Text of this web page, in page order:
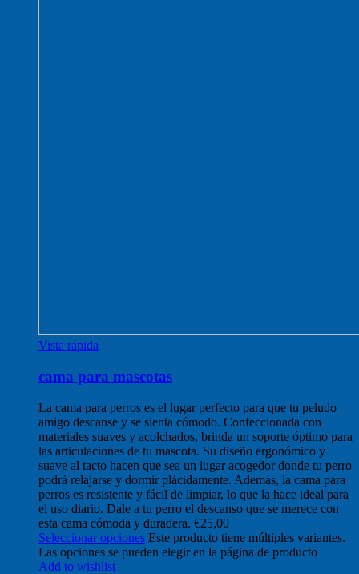
Vista rápida
cama para mascotas
La cama para perros es el lugar perfecto para que tu peludo
amigo descanse y se sienta cómodo. Confeccionada con
materiales suaves y acolchados, brinda un soporte óptimo para
las articulaciones de tu mascota. Su diseño ergonómico y
suave al tacto hacen que sea un lugar acogedor donde tu perro
podrá relajarse y dormir plácidamente. Además, la cama para
perros es resistente y fácil de limpiar, lo que la hace ideal para
el uso diario. Dale a tu perro el descanso que se merece con
esta cama cómoda y duradera. €25,00
Seleccionar opciones Este producto tiene múltiples variantes.
Las opciones se pueden elegir en la página de producto
Add to wishlist